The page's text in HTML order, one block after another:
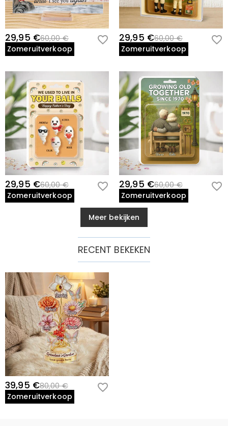
29,95 €60,00 €
Zomeruitverkoop
29,95 €60,00 €
Zomeruitverkoop
29,95 €60,00 €
Zomeruitverkoop
29,95 €60,00 €
Zomeruitverkoop
Meer bekijken
RECENT BEKEKEN
39,95 €80,00 €
Zomeruitverkoop